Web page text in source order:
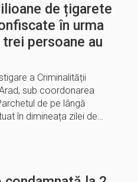
de țigarete
în urma
persoane au
a Criminalității
sub coordonarea
de pe lângă
în dimineața zilei de…